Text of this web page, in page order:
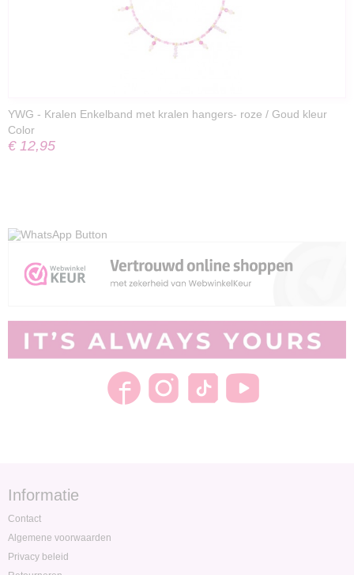
YWG - Kralen Enkelband met kralen hangers- roze / Goud kleur
Color
€ 12,95
Informatie
Contact
Algemene voorwaarden
Privacy beleid